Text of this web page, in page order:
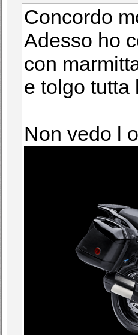
Concordo
Adesso ho
con
e tolgo tutta
Non vedo l